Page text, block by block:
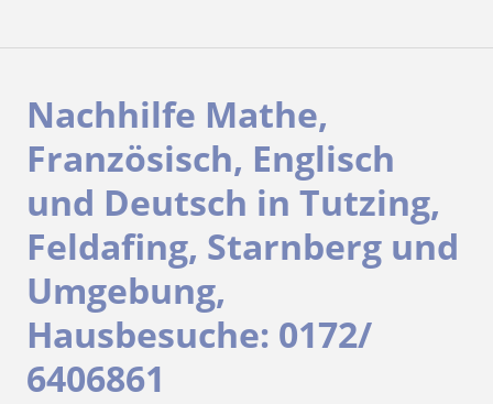
Nachhilfe Mathe,
Französisch, Englisch
und Deutsch in Tutzing,
Feldafing, Starnberg und
Umgebung,
Hausbesuche: 0172/
6406861